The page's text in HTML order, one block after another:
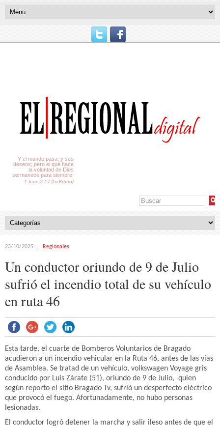
Y el mundo pasa, y sus
deseos; pero el que hace
la voluntad de Dios
permanece para siempre.
1 Juan 2:17 (La Biblia)
23/10/2025 Regionales
Un conductor oriundo de 9 de Julio
sufrió el incendio total de su vehículo
en ruta 46
Esta tarde, el cuarte de Bomberos Voluntarios de Bragado
acudieron a un incendio vehicular en la Ruta 46, antes de las vías
de Asamblea. Se tratad de un vehículo, volkswagen Voyage gris
conducido por Luis Zárate (51), oriundo de 9 de Julio, quien
según reporto el sitio Bragado Tv, sufrió un desperfecto eléctrico
que provocó el fuego. Afortunadamente, no hubo personas
lesionadas.
El conductor logró detener la marcha y salir ileso antes de que el